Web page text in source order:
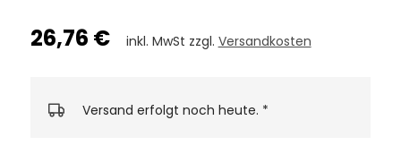
26,76 € inkl. MwSt zzgl. Versandkosten
Versand erfolgt noch heute. *